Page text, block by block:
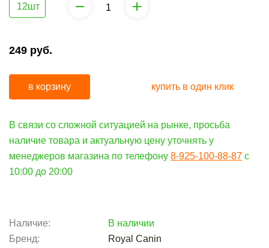
12шт
249 руб.
в корзину купить в один клик
В связи со сложной ситуацией на рынке, просьба
наличие товара и актуальную цену уточнять у
менеджеров магазина по телефону 8-925-100-88-87 c
10:00 до 20:00
Наличие:
В наличии
Бренд:
Royal Canin